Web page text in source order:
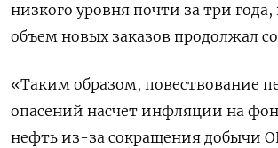
низкого уровня почти за три года,
объем новых заказов продолжал
«Таким образом, повествование
опасений насчет инфляции на
нефть из-за сокращения добычи